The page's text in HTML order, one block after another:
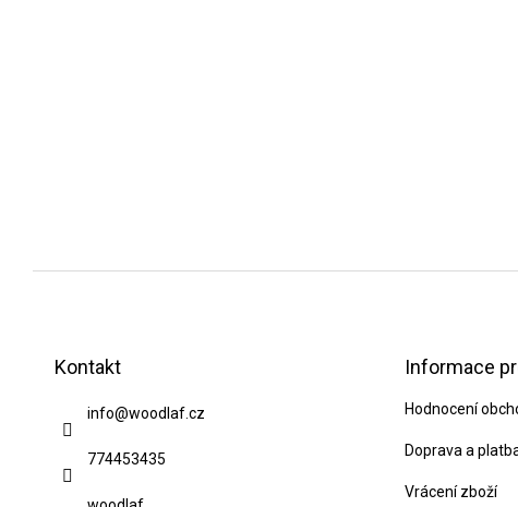
Kontakt
info@woodlaf.cz
774453435
Informace
Hodnocení
Doprava a
Vrácení zboží